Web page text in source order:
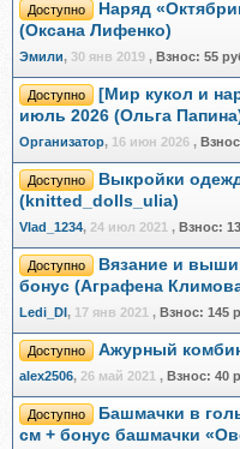
Доступно
Наряд
(Оксана Лифенко)
Эмили, 30 янв 2019 , Взнос: 55
Доступно
[Мир кукол и
июль 2026 (Ольга
Организатор, 16 июн 2026 ,
Доступно
Выкройки
(knitted_dolls_ulia)
Vlad_1234, 24 июл 2021 , Взнос:
Доступно
Вязание и
бонус (Аграфена
Ledi_DI, 17 янв 2021 , Взнос: 145
Доступно Ажурный
alex2506, 26 май 2021 , Взнос: 40
Доступно
Башмачки в
см + бонус башмачки